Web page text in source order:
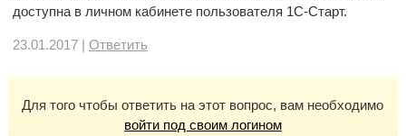
доступна в личном кабинете пользователя 1С-Старт.
23.01.2017 | Ответить
Для того чтобы ответить на этот вопрос, вам необходимо
войти под своим логином